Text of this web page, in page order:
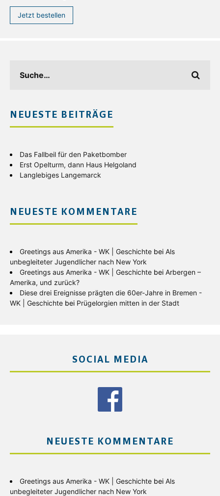
Jetzt bestellen
NEUESTE BEITRÄGE
Das Fallbeil für den Paketbomber
Erst Opelturm, dann Haus Helgoland
Langlebiges Langemarck
NEUESTE KOMMENTARE
Greetings aus Amerika - WK | Geschichte bei Als
unbegleiteter Jugendlicher nach New York
Greetings aus Amerika - WK | Geschichte bei Arbergen –
Amerika, und zurück?
Diese drei Ereignisse prägten die 60er-Jahre in Bremen -
WK | Geschichte bei Prügelorgien mitten in der Stadt
SOCIAL MEDIA
NEUESTE KOMMENTARE
Greetings aus Amerika - WK | Geschichte bei Als
unbegleiteter Jugendlicher nach New York